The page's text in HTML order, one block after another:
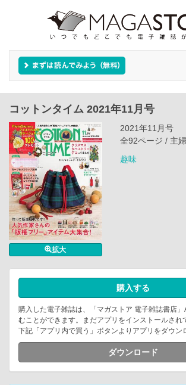
コットンタイム 2021年11月号
拡大
2021年11月号
全92ページ / 主
趣味
購入する
購入した電子雑誌は、「マガストア 電子雑誌書店
むことができます。まだアプリをインストールされ
下記「アプリ内で買う」ボタンよりアプリをダウン
ダウンロード